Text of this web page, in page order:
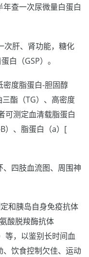
查一次尿微量白蛋白
次肝、肾功能，糖化
白（GSP）。
密度脂蛋白-胆固醇
三酯（TG）、高密度
可测定血清载脂蛋白
）、脂蛋白（a）[
四肢血流图、周围神
和胰岛自身免疫抗体
酸脱羧酶抗体
等，以鉴别长时间血
饮食控制欠佳、运动